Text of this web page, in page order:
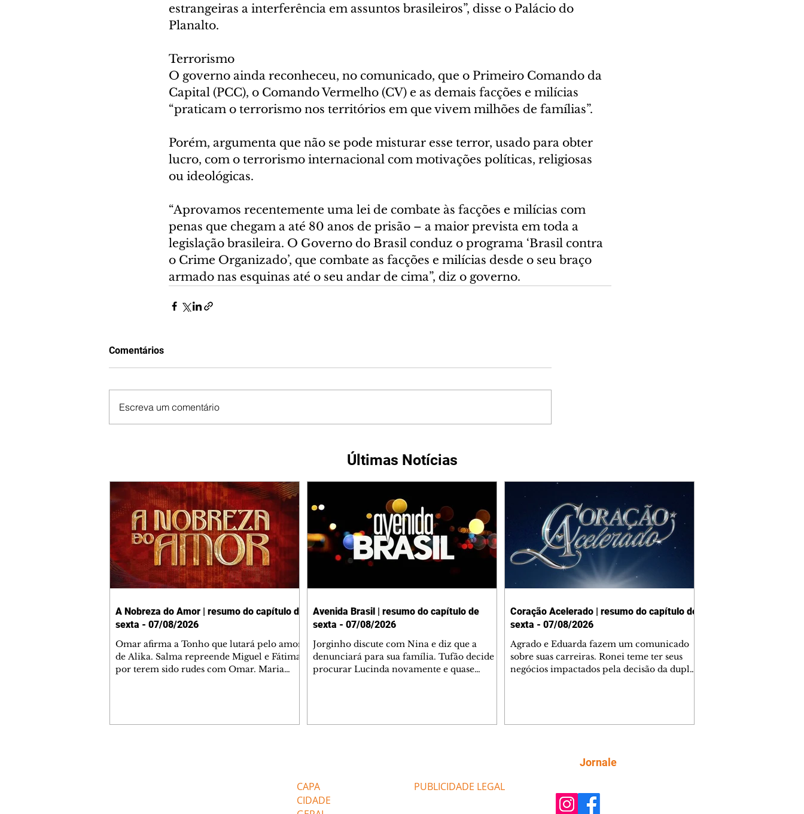
estrangeiras a interferência em assuntos brasileiros”, disse o Palácio do
Planalto.
Terrorismo
O governo ainda reconheceu, no comunicado, que o Primeiro Comando da
Capital (PCC), o Comando Vermelho (CV) e as demais facções e milícias
“praticam o terrorismo nos territórios em que vivem milhões de famílias”.
Porém, argumenta que não se pode misturar esse terror, usado para obter
lucro, com o terrorismo internacional com motivações políticas, religiosas
ou ideológicas.
“Aprovamos recentemente uma lei de combate às facções e milícias com
penas que chegam a até 80 anos de prisão – a maior prevista em toda a
legislação brasileira. O Governo do Brasil conduz o programa ‘Brasil contra
o Crime Organizado’, que combate as facções e milícias desde o seu braço
armado nas esquinas até o seu andar de cima”, diz o governo.
Comentários
Escreva um comentário
Últimas Notícias
A Nobreza do Amor | resumo do capítulo de
sexta - 07/08/2026
Omar afirma a Tonho que lutará pelo amor
de Alika. Salma repreende Miguel e Fátima
por terem sido rudes com Omar. Maria
Avenida Brasil | resumo do capítulo de
sexta - 07/08/2026
Jorginho discute com Nina e diz que a
denunciará para sua família. Tufão decide
procurar Lucinda novamente e quase
Max estavam envolvidos na tentativa de
assalto à
Coração Acelerado | resumo do capítulo de
sexta - 07/08/2026
Agrado e Eduarda fazem um comunicado
sobre suas carreiras. Ronei teme ter seus
negócios impactados pela decisão da dupla.
que se mudará de país, e Eduarda se
preocupa com Sol. Palhares desconfia de
CAPA
CIDADE
PUBLICIDADE LEGAL
Jornale